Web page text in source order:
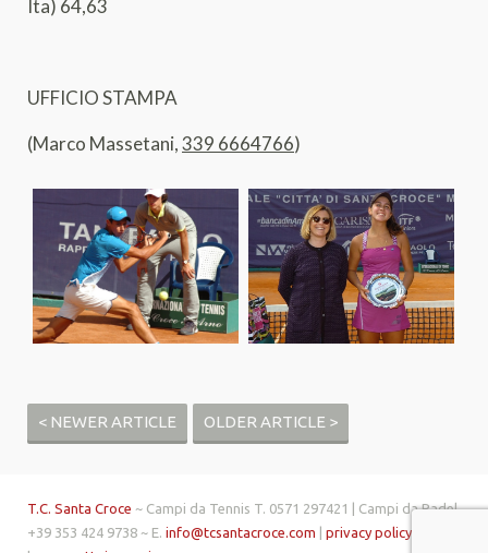
Ita) 64,63
UFFICIO STAMPA
(Marco Massetani,339 6664766)
< NEWER ARTICLE OLDER ARTICLE >
T.C. Santa Croce ~ Campi da Tennis T. 0571 297421 | Campi da Padel
+39 353 424 9738 ~ E. info@tcsantacroce.com | privacy policy